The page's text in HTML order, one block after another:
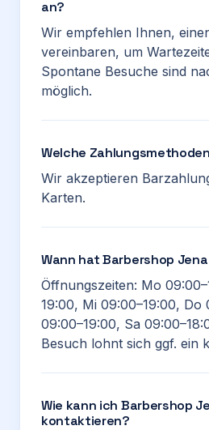
an?
Wir empfehlen Ihnen,
vereinbaren, um
Spontane Besuche sind
möglich.
Welche
Wir akzeptieren
Karten.
Wann hat Barbershop
Öffnungszeiten: Mo
19:00, Mi 09:00–19:00, Do
09:00–19:00, Sa
Besuch lohnt sich ggf. ein
Wie kann ich Barbershop
kontaktieren?